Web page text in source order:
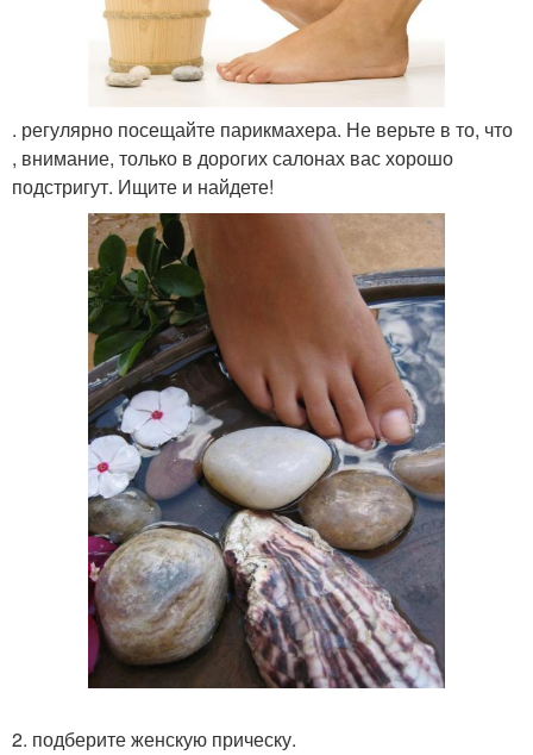
. регулярно посещайте парикмахера. Не верьте в то, что
, внимание, только в дорогих салонах вас хорошо
подстригут. Ищите и найдете!
2. подберите женскую прическу.